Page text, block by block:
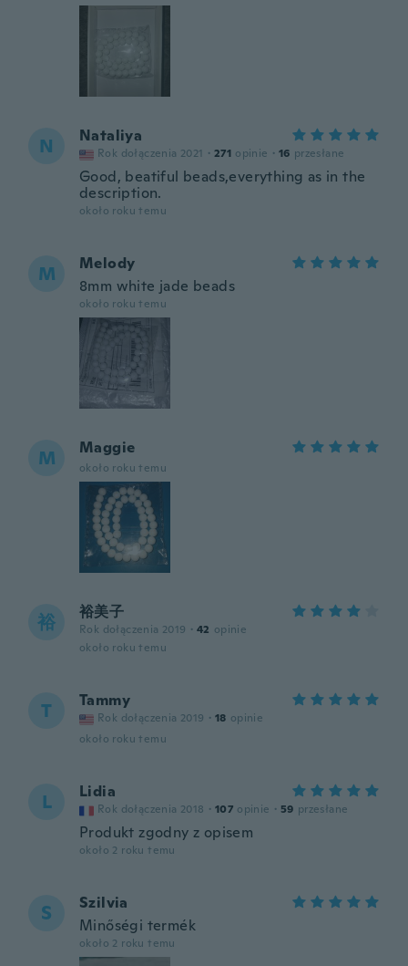
N Nataliya
Rok dołączenia 2021 · 271 opinie · 16 przesłane
Good, beatiful beads,everything as in the
description.
około roku temu
M
Melody
8mm white jade beads
około roku temu
M Maggie
około roku temu
裕 裕美子
Rok dołączenia 2019 · 42 opinie
około roku temu
T Tammy
Rok dołączenia 2019 · 18 opinie
około roku temu
L Lidia
Rok dołączenia 2018 · 107 opinie · 59 przesłane
Produkt zgodny z opisem
około 2 roku temu
S
Szilvia
Minőségi termék
około 2 roku temu